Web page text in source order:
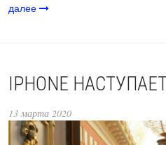
далее
IPHONE НАСТУПАЕТ
13 марта 2020